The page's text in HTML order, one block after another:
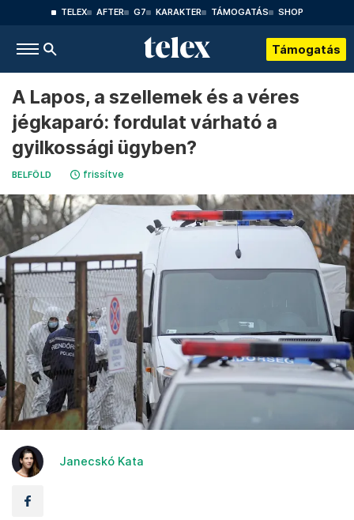
TELEX AFTER G7 KARAKTER TÁMOGATÁS SHOP
Támogatás
A Lapos, a szellemek és a véres
jégkaparó: fordulat várható a
gyilkossági ügyben?
BELFÖLD frissítve
Janecskó Kata